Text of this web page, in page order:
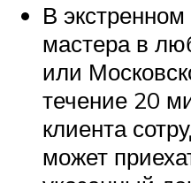
В
мастера в
или
течение 20
клиента
может